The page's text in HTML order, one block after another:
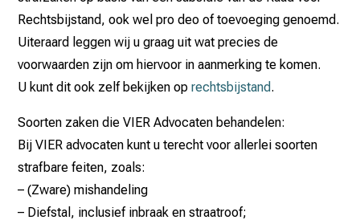
Rechtsbijstand, ook wel pro deo of toevoeging genoemd.
Uiteraard leggen wij u graag uit wat precies de
voorwaarden zijn om hiervoor in aanmerking te komen.
U kunt dit ook zelf bekijken oprechtsbijstand.
Soorten zaken die VIER Advocaten behandelen:
Bij VIER advocaten kunt u terecht voor allerlei soorten
strafbare feiten, zoals:
– (Zware) mishandeling
– Diefstal, inclusief inbraak en straatroof;